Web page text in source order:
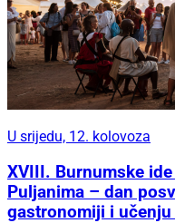
U srijedu, 12. kolovoza
XVIII. Burnumske
Puljanima – dan
gastronomiji i